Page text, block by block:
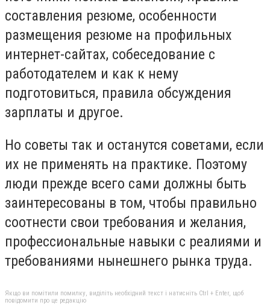
составления резюме, особенности
размещения резюме на профильных
интернет-сайтах, собеседование с
работодателем и как к нему
подготовиться, правила обсуждения
зарплаты и другое.
Но советы так и останутся советами, если
их не применять на практике. Поэтому
люди прежде всего сами должны быть
заинтересованы в том, чтобы правильно
соотнести свои требования и желания,
профессиональные навыки с реалиями и
требованиями нынешнего рынка труда.
Якщо ви помітили помилку, виділіть необхідний текст і натисніть Ctrl + Enter, щоб
повідомити про це редакцію